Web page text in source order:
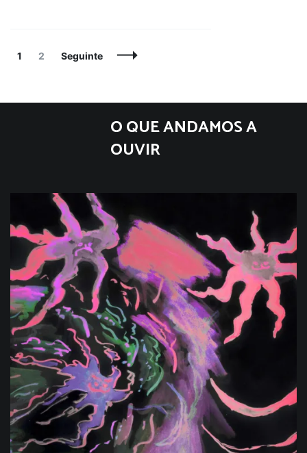
Navegação
Página
1 Página
2 Seguinte
O QUE ANDAMOS A
OUVIR